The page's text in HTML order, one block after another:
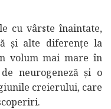
cu vârste înaintate,
și alte diferențe la
volum mai mare în
neurogeneză și o
creierului, care